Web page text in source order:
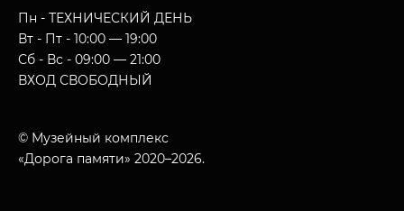
Пн - ТЕХНИЧЕСКИЙ ДЕНЬ
Вт - Пт - 10:00 — 19:00
Сб - Вс - 09:00 — 21:00
ВХОД СВОБОДНЫЙ
© Музейный комплекс
«Дорога памяти» 2020–2026.